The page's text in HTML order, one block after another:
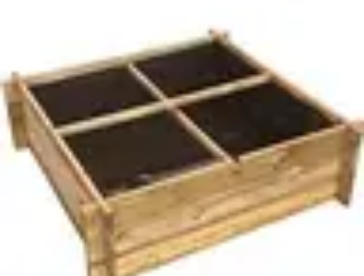
CultivationCultivation
Astuces et Conseils
Guide Légumes